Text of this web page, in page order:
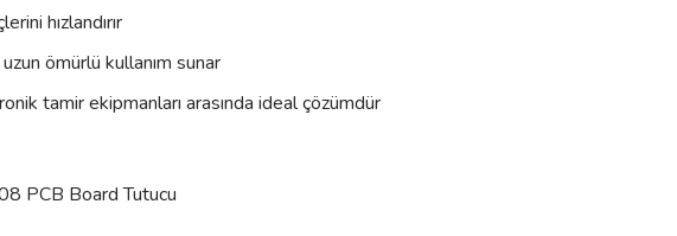
hızlandırır
uzun ömürlü kullanım sunar
tamir ekipmanları arasında ideal çözümdür
PCB Board Tutucu